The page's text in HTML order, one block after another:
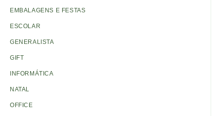
EMBALAGENS E FESTAS
ESCOLAR
GENERALISTA
GIFT
INFORMÁTICA
NATAL
OFFICE